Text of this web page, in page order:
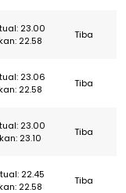
23.00
22.58
Tiba
23.06
22.58
Tiba
23.00
23.10
Tiba
22.45
22.58
Tiba